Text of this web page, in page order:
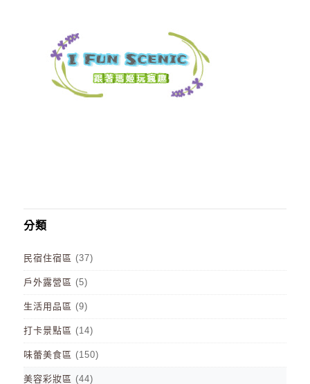
分類
民宿住宿區 (37)
戶外露營區 (5)
生活用品區 (9)
打卡景點區 (14)
味蕾美食區 (150)
美容彩妝區 (44)